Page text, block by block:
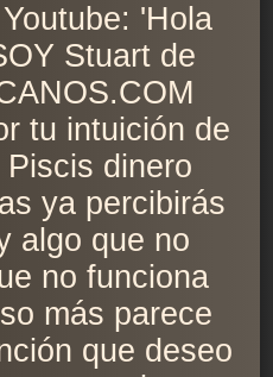
'Hola
Stuart de
tu intuición de
dinero
ya percibirás
algo que no
no funciona
más parece
que deseo